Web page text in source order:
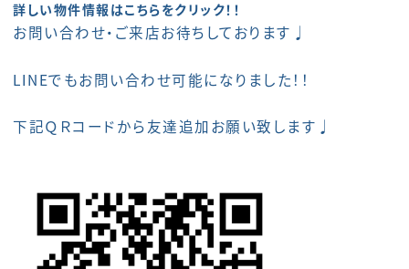
詳しい物件情報はこちらをクリック！！
お問い合わせ・ご来店お待ちしております♩
LINEでもお問い合わせ可能になりました！！
下記ＱＲコードから友達追加お願い致します♩